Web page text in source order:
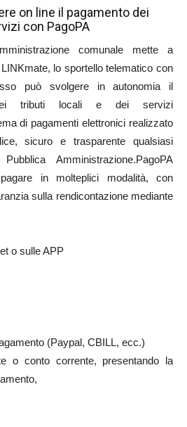
on line il pagamento dei
con PagoPA
comunale mette a
lo sportello telematico con
può svolgere in autonomia il
tributi locali e dei servizi
di pagamenti elettronici realizzato
sicuro e trasparente qualsiasi
Amministrazione.PagoPA
in molteplici modalità, con
sulla rendicontazione mediante
o sulle APP
(Paypal, CBILL, ecc.)
o conto corrente, presentando la